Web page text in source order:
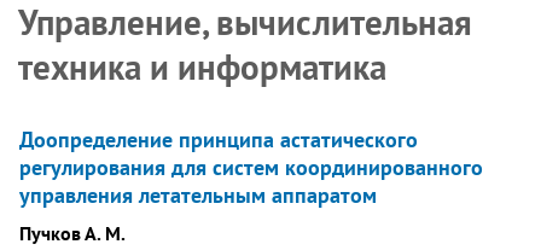
Управление, вычислительная
техника и информатика
Доопределение принципа астатического
регулирования для систем координированного
управления летательным аппаратом
Пучков А. М.